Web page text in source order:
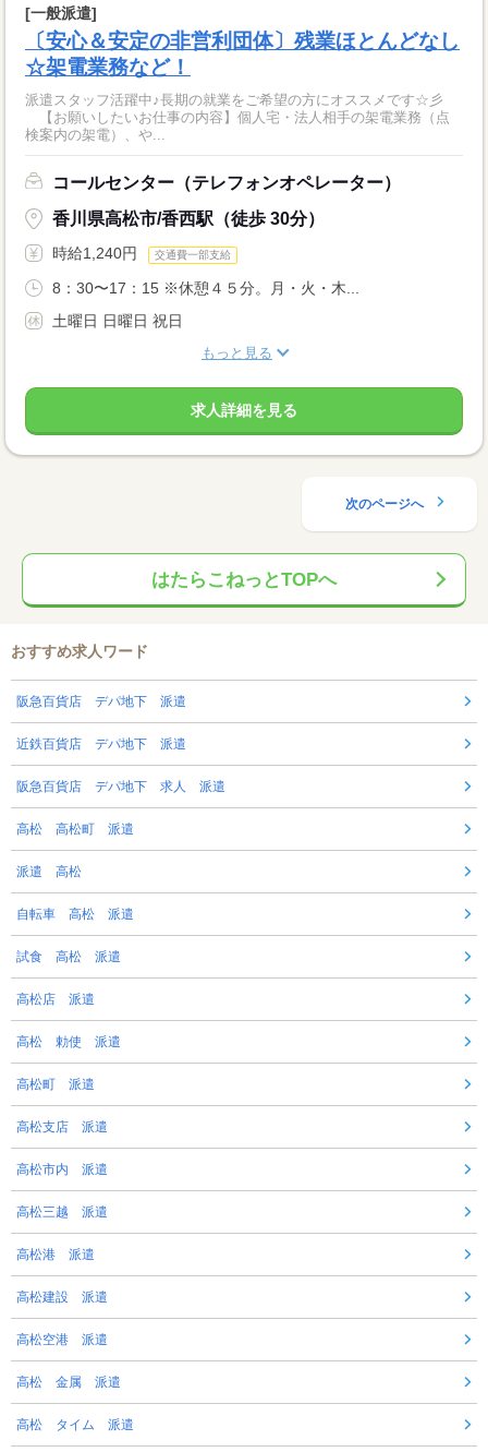
[一般派遣]
〔安心＆安定の非営利団体〕残業ほとんどなし
☆架電業務など！
派遣スタッフ活躍中♪長期の就業をご希望の方にオススメです☆彡
【お願いしたいお仕事の内容】個人宅・法人相手の架電業務（点
検案内の架電）、や...
コールセンター（テレフォンオペレーター）
香川県高松市/香西駅（徒歩 30分）
時給1,240円 交通費一部支給
8：30〜17：15 ※休憩４５分。月・火・木...
土曜日 日曜日 祝日
もっと見る
求人詳細を見る
次のページへ
はたらこねっとTOPへ
おすすめ求人ワード
阪急百貨店 デパ地下 派遣
近鉄百貨店 デパ地下 派遣
阪急百貨店 デパ地下 求人 派遣
高松 高松町 派遣
派遣 高松
自転車 高松 派遣
試食 高松 派遣
高松店 派遣
高松 勅使 派遣
高松町 派遣
高松支店 派遣
高松市内 派遣
高松三越 派遣
高松港 派遣
高松建設 派遣
高松空港 派遣
高松 金属 派遣
高松 タイム 派遣